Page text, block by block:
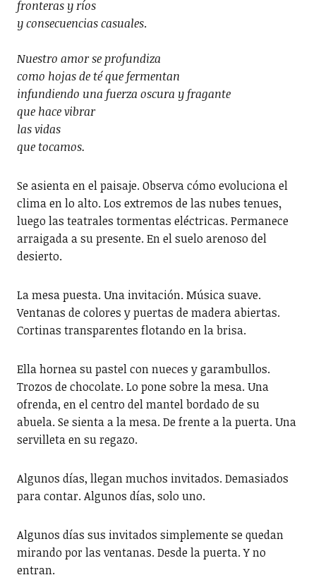
fronteras y ríos
y consecuencias casuales.
Nuestro amor se profundiza
como hojas de té que fermentan
infundiendo una fuerza oscura y fragante
que hace vibrar
las vidas
que tocamos.
Se asienta en el paisaje. Observa cómo evoluciona el
clima en lo alto. Los extremos de las nubes tenues,
luego las teatrales tormentas eléctricas. Permanece
arraigada a su presente. En el suelo arenoso del
desierto.
La mesa puesta. Una invitación. Música suave.
Ventanas de colores y puertas de madera abiertas.
Cortinas transparentes flotando en la brisa.
Ella hornea su pastel con nueces y garambullos.
Trozos de chocolate. Lo pone sobre la mesa. Una
ofrenda, en el centro del mantel bordado de su
abuela. Se sienta a la mesa. De frente a la puerta. Una
servilleta en su regazo.
Algunos días, llegan muchos invitados. Demasiados
para contar. Algunos días, solo uno.
Algunos días sus invitados simplemente se quedan
mirando por las ventanas. Desde la puerta. Y no
entran.